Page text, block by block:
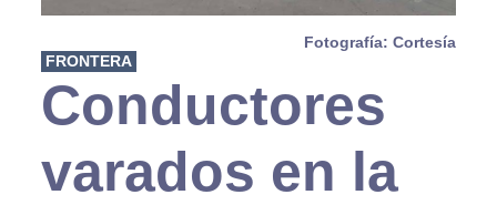
Fotografía: Cortesía
FRONTERA
Conductores
varados en la